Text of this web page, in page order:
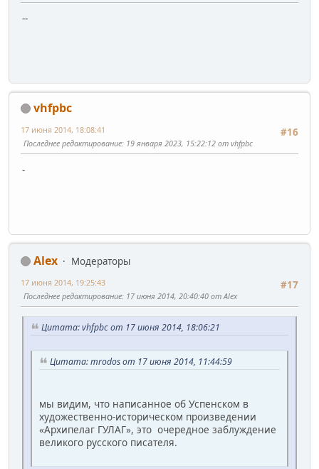
--
vhfpbc
#16
17 июня 2014, 18:08:41
Последнее редактирование: 19 января 2023, 15:22:12 от vhfpbc
-
Alex
Модераторы
#17
17 июня 2014, 19:25:43
Последнее редактирование: 17 июня 2014, 20:40:40 от Alex
Цитата: vhfpbc от 17 июня 2014, 18:06:21
Цитата: mrodos от 17 июня 2014, 11:44:59
мы видим, что написанное об Успенском в
художественно-историческом произведении
«Архипелаг ГУЛАГ», это очередное заблуждение
великого русского писателя.